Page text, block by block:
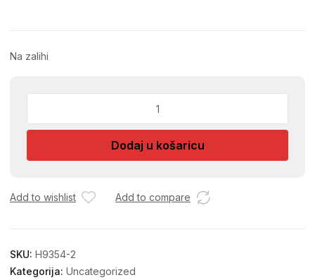
Na zalihi
180
Dodaj u košaricu
Add to wishlist Add to compare
SKU: H9354-2
Kategorija: Uncategorized